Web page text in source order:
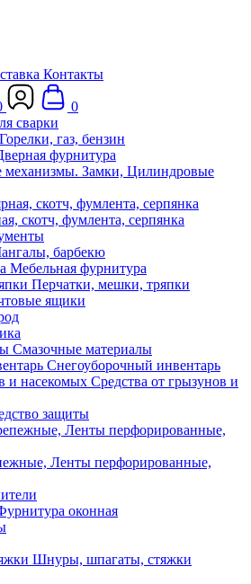
Контакты
0
сварки
Горелки, газ, бензин
фурнитура
Замки, Цилиндровые
скотч, фумлента, серпянка
барбекю
Мебельная фурнитура
Перчатки, мешки, тряпки
ящики
Смазочные материалы
Снегоуборочный инвентарь
Средства от грызунов и
защиты
Ленты перфорированные,
оконная
Шнуры, шпагаты, стяжки